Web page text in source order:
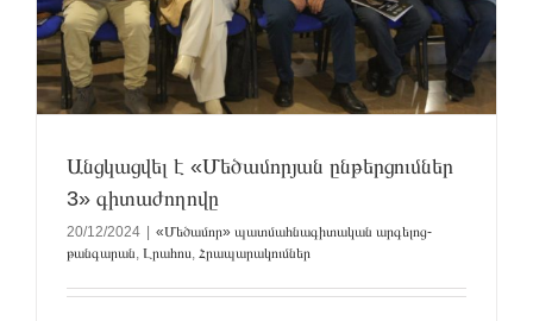
Անցկացվել է «Մեծամորյան ընթերցումներ
3» գիտաժողովը
20/12/2024 | «Մեծամոր» պատմահնագիտական արգելոց-
թանգարան Լրահոս Հրապարակումներ